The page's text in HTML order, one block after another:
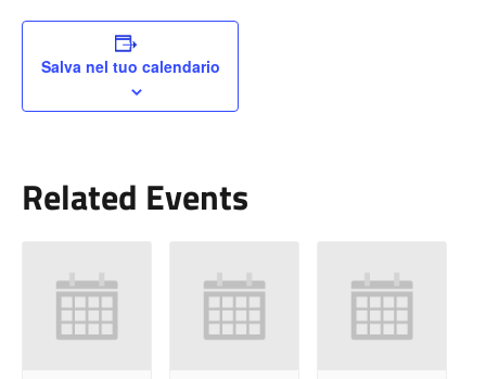
Salva nel tuo calendario
Related Events